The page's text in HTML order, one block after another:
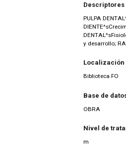
Descriptores
PULPA
y desarrollo;
Localización
Biblioteca FO
Base de
OBRA
Nivel de
m